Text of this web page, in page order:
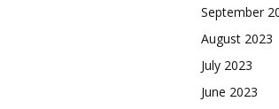
September
August 2023
July 2023
June 2023